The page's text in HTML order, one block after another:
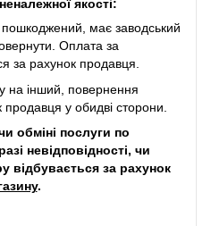
якості:
має заводський
Оплата за
за рахунок продавця.
на інший, повернення
продавця у обидві сторони.
обміні послуги по
невідповідності, чи
відбувається за рахунок
.